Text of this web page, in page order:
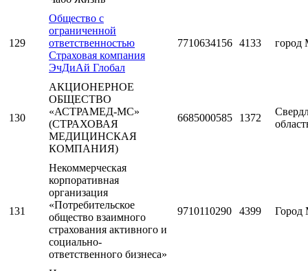
129
Общество с
ограниченной
ответственностью
Страховая компания
ЭчДиАй Глобал
7710634156 4133 город
130
АКЦИОНЕРНОЕ
ОБЩЕСТВО
«АСТРАМЕД-МС»
(СТРАХОВАЯ
МЕДИЦИНСКАЯ
КОМПАНИЯ)
6685000585 1372
131
Некоммерческая
корпоративная
организация
«Потребительское
общество взаимного
страхования активного и
социально-
ответственного бизнеса»
9710110290 4399 Город